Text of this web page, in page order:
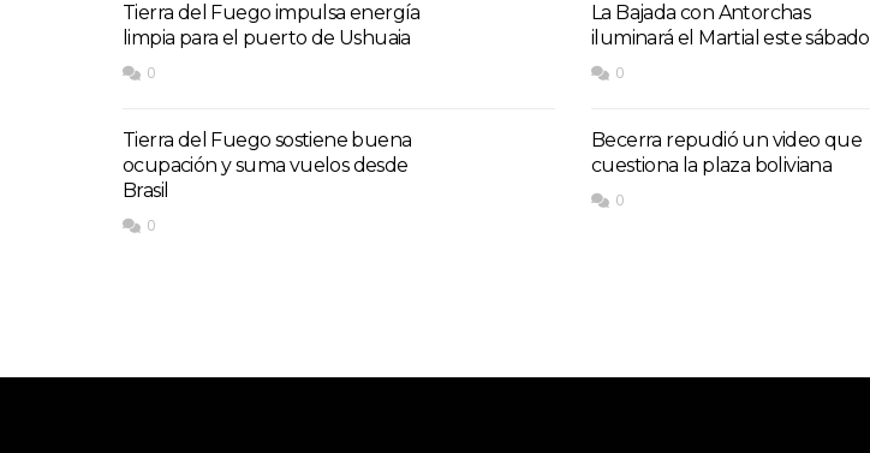
Tierra del Fuego impulsa energía
limpia para el puerto de Ushuaia
0
Tierra del Fuego sostiene buena
ocupación y suma vuelos desde
Brasil
0
La Bajada con Antorchas
iluminará el Martial este sábado
0
Becerra repudió un video que
cuestiona la plaza boliviana
0